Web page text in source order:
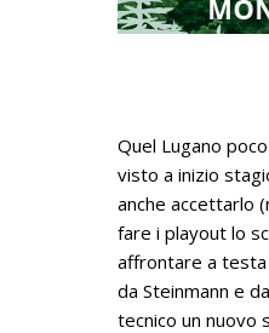
Quel Lugano
visto a inizio
anche accettarlo
fare i playout lo
affrontare a testa
da Steinmann e
tecnico un nuovo